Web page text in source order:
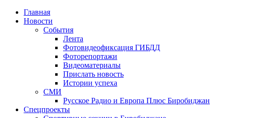
Главная
Новости
События
Лента
Фотовидеофиксация ГИБДД
Фоторепортажи
Видеоматериалы
Прислать новость
Истории успеха
СМИ
Русское Радио и Европа Плюс Биробиджан
Спецпроекты